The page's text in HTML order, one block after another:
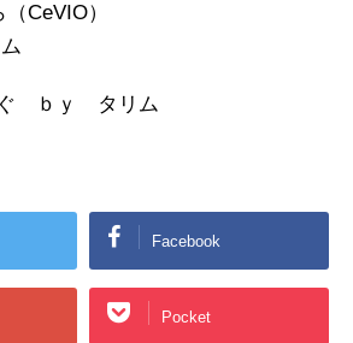
CeVIO）
ｂｙ タリム
Facebook
Pocket